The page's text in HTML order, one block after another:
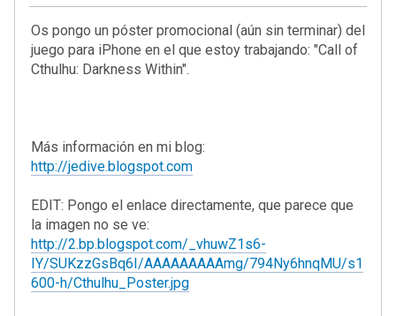
Os pongo un póster promocional (aún sin terminar) del
juego para iPhone en el que estoy trabajando: "Call of
Cthulhu: Darkness Within".
Más información en mi blog:
http://jedive.blogspot.com
EDIT: Pongo el enlace directamente, que parece que
la imagen no se ve:
http://2.bp.blogspot.com/_vhuwZ1s6-
IY/SUKzzGsBq6I/AAAAAAAAAmg/794Ny6hnqMU/s1
600-h/Cthulhu_Poster.jpg